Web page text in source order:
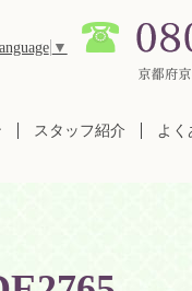
▼
スタッフ紹介 よく